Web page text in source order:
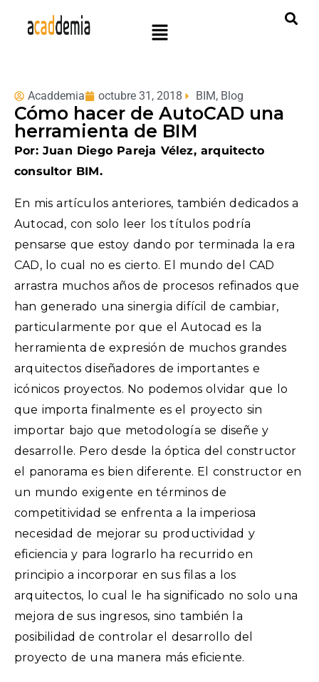
Acaddemia octubre 31, 2018 BIM, Blog
Cómo hacer de AutoCAD una
herramienta de BIM
Por: Juan Diego Pareja Vélez, arquitecto
consultor BIM.
En mis artículos anteriores, también dedicados a
Autocad, con solo leer los títulos podría
pensarse que estoy dando por terminada la era
CAD, lo cual no es cierto. El mundo del CAD
arrastra muchos años de procesos refinados que
han generado una sinergia difícil de cambiar,
particularmente por que el Autocad es la
herramienta de expresión de muchos grandes
arquitectos diseñadores de importantes e
icónicos proyectos. No podemos olvidar que lo
que importa finalmente es el proyecto sin
importar bajo que metodología se diseñe y
desarrolle. Pero desde la óptica del constructor
el panorama es bien diferente. El constructor en
un mundo exigente en términos de
competitividad se enfrenta a la imperiosa
necesidad de mejorar su productividad y
eficiencia y para lograrlo ha recurrido en
principio a incorporar en sus filas a los
arquitectos, lo cual le ha significado no solo una
mejora de sus ingresos, sino también la
posibilidad de controlar el desarrollo del
proyecto de una manera más eficiente.